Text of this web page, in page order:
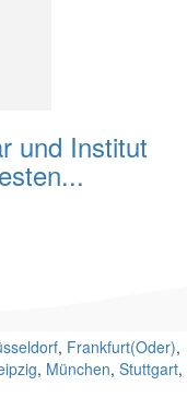
und Institut
, Frankfurt(Oder),
, München, Stuttgart,